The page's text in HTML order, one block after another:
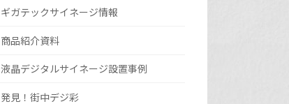
ギガテックサイネージ情報
商品紹介資料
液晶デジタルサイネージ設置事例
発見！街中デジ彩